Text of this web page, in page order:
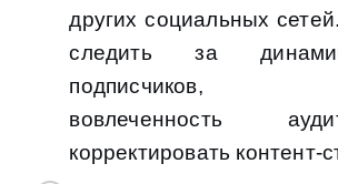
других социальных
следить за
подписчиков,
вовлеченность
корректировать контент-